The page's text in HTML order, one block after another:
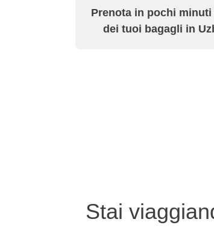
Prenota in pochi
dei tuoi bagagli in
Stai